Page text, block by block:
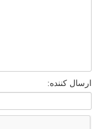
ارسال کننده: